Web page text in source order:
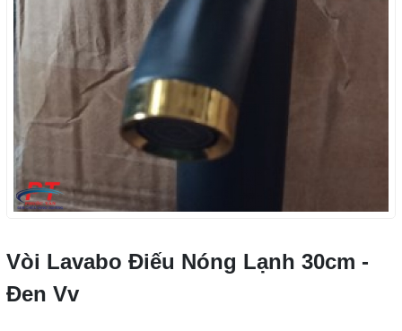
Vòi Lavabo Điếu Nóng Lạnh 30cm -
Đen Vv